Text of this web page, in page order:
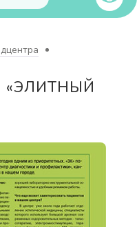
«ЭЛИТНЫЙ